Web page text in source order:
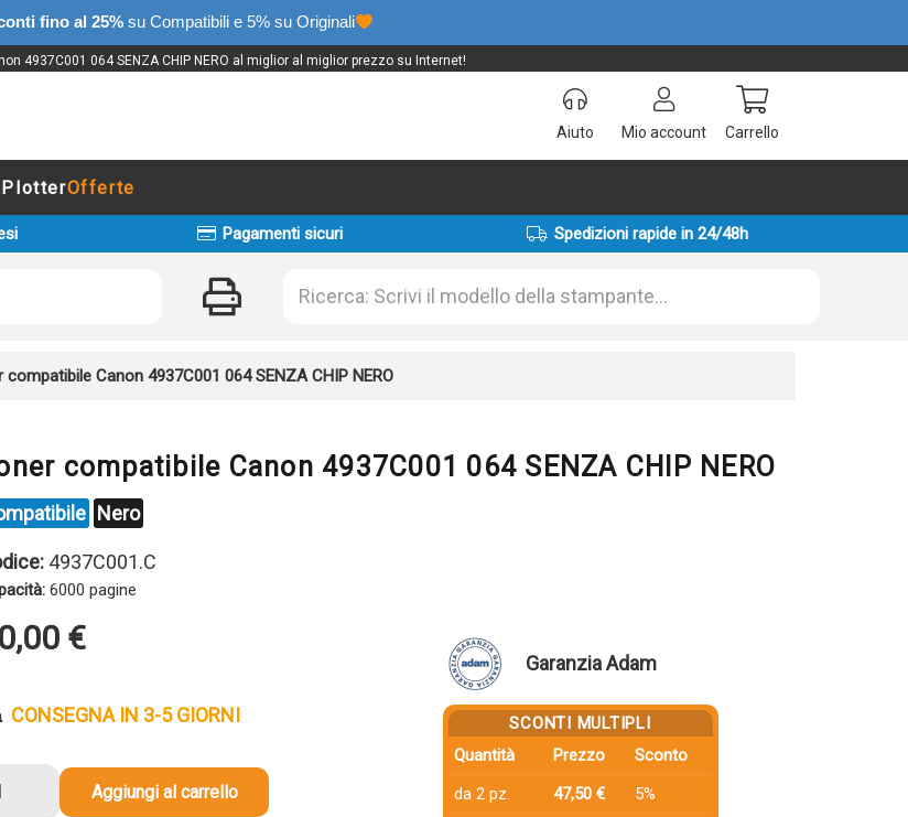
fino al 25% su Compatibili e 5% su Originali
4937C001 064 SENZA CHIP NERO al miglior al miglior prezzo su Internet!
Aiuto Mio account Carrello
PlotterOfferte
Pagamenti sicuri Spedizioni rapide in 24/48h
compatibile Canon 4937C001 064 SENZA CHIP NERO
compatibile Canon 4937C001 064 SENZA CHIP NERO
Nero
4937C001.C
6000 pagine
€
CONSEGNA IN 3-5 GIORNI
Aggiungi al carrello
Garanzia Adam
SCONTI MULTIPLI
Quantità
Prezzo
Sconto
da 2 pz.
47,50 €
5%